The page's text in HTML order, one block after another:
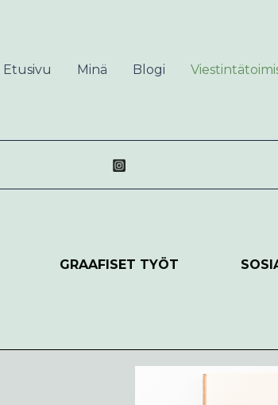
Etusivu Minä Blogi
GRAAFISET TYÖT